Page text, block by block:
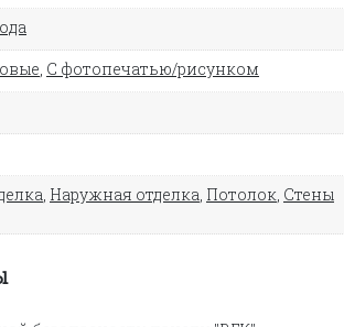
, С фотопечатью/рисунком
, Наружная отделка, Потолок, Стены